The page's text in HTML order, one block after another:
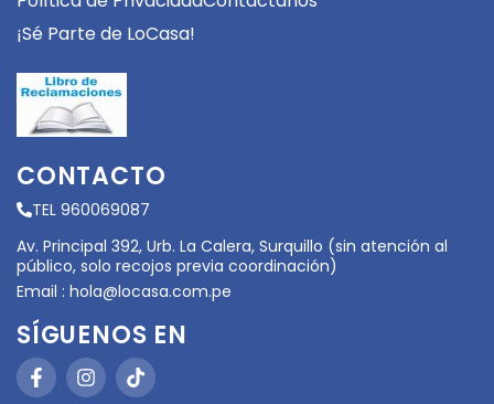
¡Sé Parte de LoCasa!
CONTACTO
TEL 960069087
Av. Principal 392, Urb. La Calera, Surquillo (sin atención al
público, solo recojos previa coordinación)
Email : hola@locasa.com.pe
SÍGUENOS EN